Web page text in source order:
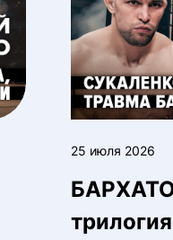
25 июля 2026